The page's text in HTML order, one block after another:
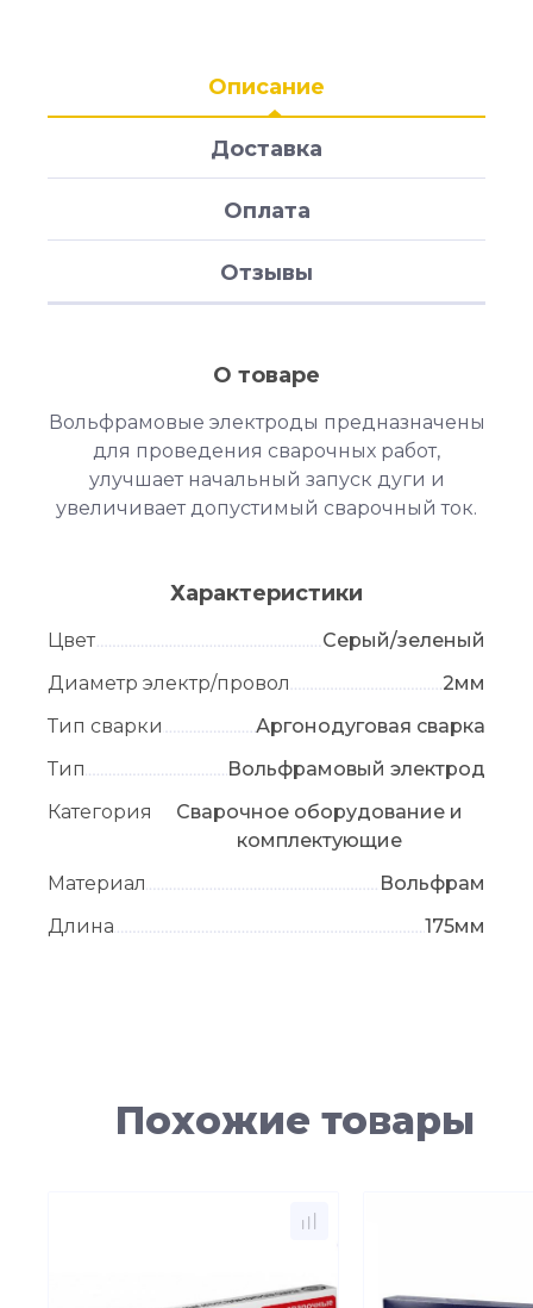
Описание
Доставка
Оплата
Отзывы
О товаре
Вольфрамовые электроды предназначены
для проведения сварочных работ,
улучшает начальный запуск дуги и
увеличивает допустимый сварочный ток.
Характеристики
Цвет
Серый/зеленый
Диаметр электр/провол
2мм
Тип сварки
Аргонодуговая сварка
Тип
Вольфрамовый электрод
Категория
Сварочное оборудование и
комплектующие
Материал
Вольфрам
Длина
175мм
Похожие товары